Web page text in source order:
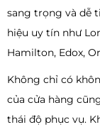
sang trọng và dễ
hiệu uy tín như
Hamilton, Edox,
Không chỉ có
của cửa hàng
thái độ phục vụ.